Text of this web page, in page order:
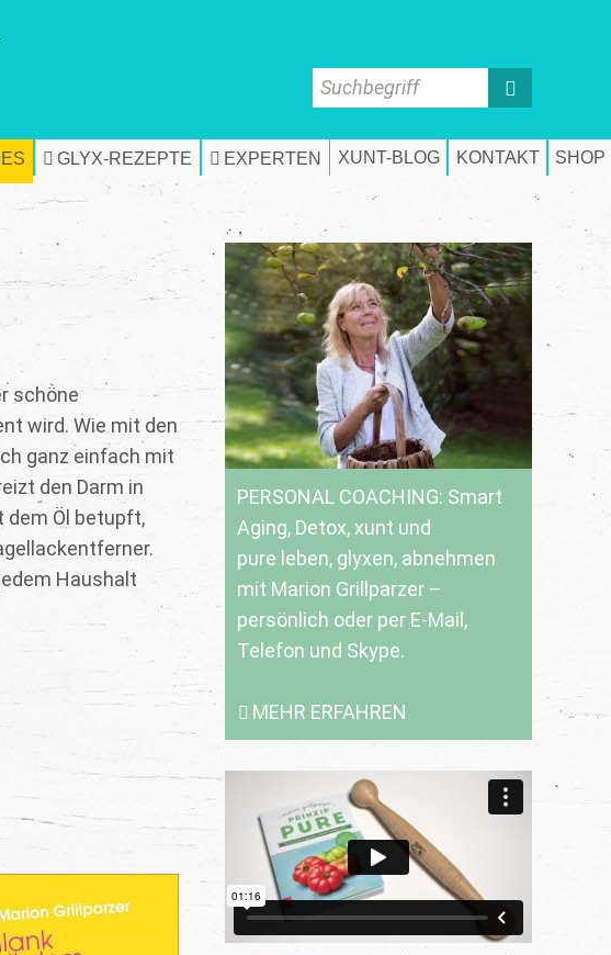
GLYX-REZEPTE EXPERTEN XUNT-BLOG KONTAKT SHOP
Suchbegriff
PERSONAL COACHING: Smart
Aging, Detox, xunt und
pure leben, glyxen, abnehmen
mit Marion Grillparzer –
persönlich oder per E-Mail,
Telefon und Skype.
MEHR ERFAHREN
schöne
wird. Wie mit den
ganz einfach mit
den Darm in
dem Öl betupft,
Haushalt